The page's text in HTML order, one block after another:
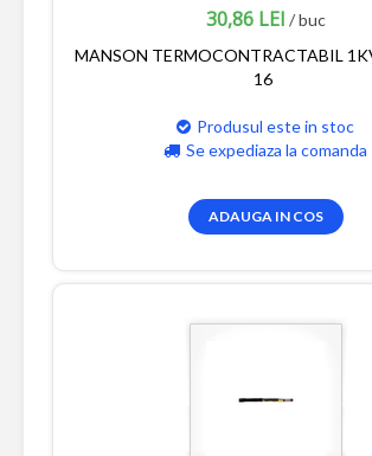
30,86 LEI / buc
MANSON TERMOCONTRACTABIL
16
Produsul este in stoc
Se expediaza la comanda
ADAUGA IN COS